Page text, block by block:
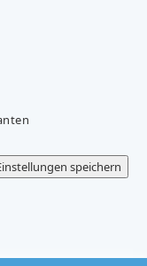
speichern